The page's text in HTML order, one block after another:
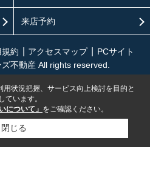
来店予約
約 アクセスマップ
PCサイト
不動産 All rights reserved.
状況把握、サービス向上検討を目的と
ています。
について」 をご確認ください。
閉じる